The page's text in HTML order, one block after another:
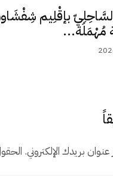
بإقْلِيم
مُهْمَلَة...
بريدك الإلكتروني.